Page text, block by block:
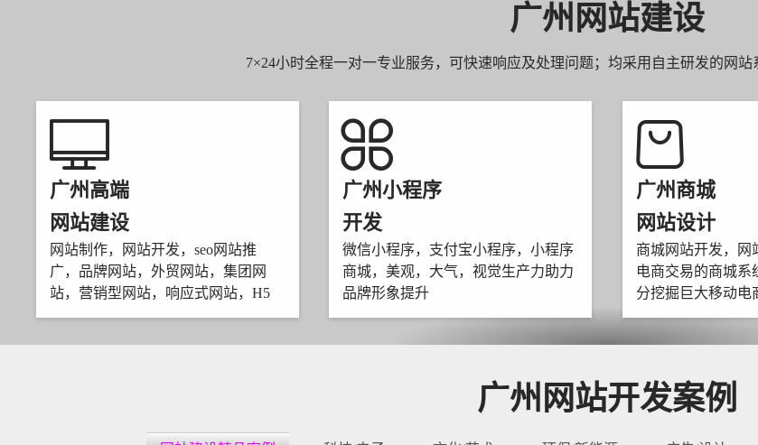
广州网站建设
7×24小时全程一对一专业服务，可快速响应及处理问题；均采用自主研发的网站
广州高端
网站建设
网站制作，网站开发，seo网站推
广，品牌网站，外贸网站，集团网
站，营销型网站，响应式网站，H5
广州小程序
开发
微信小程序，支付宝小程序，小程序
商城，美观，大气，视觉生产力助力
品牌形象提升
广州商城
网站设计
商城网站开发，网
电商交易的商城系
分挖掘巨大移动电
广州网站开发案例